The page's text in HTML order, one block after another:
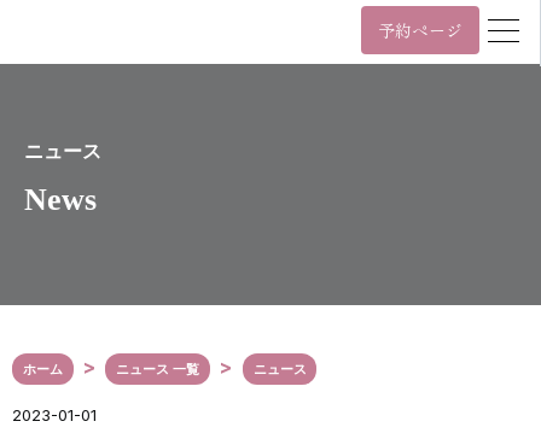
予約ページ
11:00~22:00
〒107-0061
カプリ北青山5階
News
ニュース
ホーム ニュース 一覧 ニュース
2023-01-01